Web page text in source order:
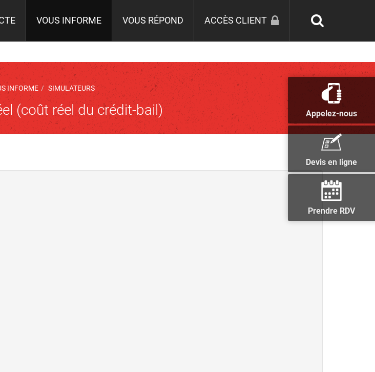
VOUS INFORME VOUS RÉPOND ACCÈS CLIENT
INFORME SIMULATEURS
Appelez-nous
Devis en ligne
Prendre RDV
(coût réel du crédit-bail)